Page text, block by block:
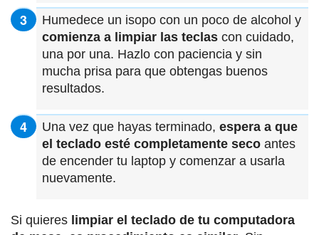
Humedece un isopo con un poco de alcohol y
comienza a limpiar las teclas con cuidado,
una por una. Hazlo con paciencia y sin
mucha prisa para que obtengas buenos
resultados.
Una vez que hayas terminado, espera a que
el teclado esté completamente seco antes
de encender tu laptop y comenzar a usarla
nuevamente.
Si quieres limpiar el teclado de tu computadora